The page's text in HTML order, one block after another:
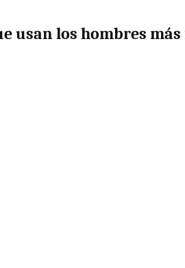
usan los hombres